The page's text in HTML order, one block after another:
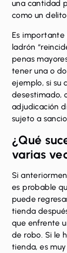
una cantidad
como un
Es importante
ladrón
penas
tener una o
ejemplo, si su
desestimado,
adjudicación
sujeto a
¿Qué
varias
Si
es probable
puede
tienda
que enfrente
de robo. Si le
tienda, es